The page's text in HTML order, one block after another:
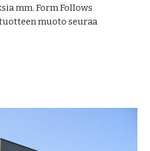
mm. Form Follows
muoto seuraa